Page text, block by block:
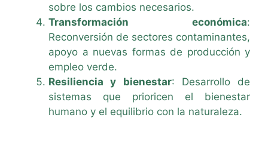
sobre los cambios necesarios.
Transformación económica:
Reconversión de sectores contaminantes,
apoyo a nuevas formas de producción y
empleo verde.
Resiliencia y bienestar: Desarrollo de
sistemas que prioricen el bienestar
humano y el equilibrio con la naturaleza.